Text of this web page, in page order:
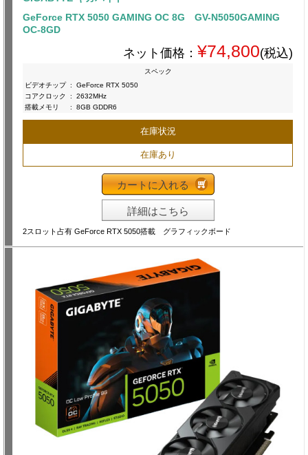
GeForce RTX 5050 GAMING OC 8G GV-N5050GAMING
OC-8GD
ネット価格： ¥74,800(税込)
スペック
ビデオチップ :
GeForce RTX 5050
コアクロック
:
2632MHz
搭載メモリ
: 8GB GDDR6
在庫状況
在庫あり
カートに入れる
詳細はこちら
2スロット占有 GeForce RTX 5050搭載 グラフィックボード